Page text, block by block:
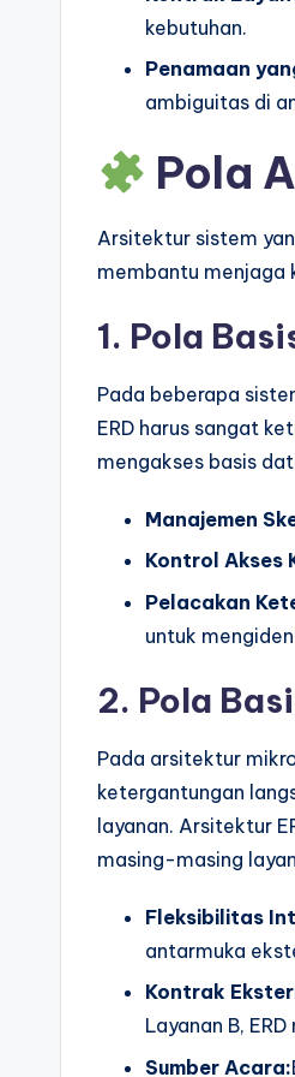
kebutuhan.
Penamaan
ambiguitas di
Pola
Arsitektur sistem
membantu menjaga
1. Pola
Pada beberapa
ERD harus sangat
mengakses basis
Manajemen
Kontrol Akses
Pelacakan
untuk
2. Pola
Pada arsitektur
ketergantungan
layanan. Arsitektur
masing-masing
Fleksibilitas
antarmuka
Kontrak
Layanan B,
Sumber Acara: